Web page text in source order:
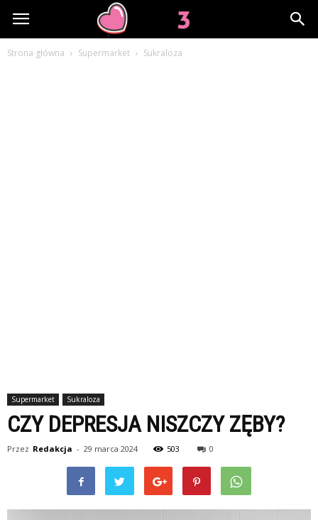
Lov3.pl
Strona główna Supermarket Sukraloza
Supermarket Sukraloza
CZY DEPRESJA NISZCZY ZĘBY?
Przez Redakcja - 29 marca 2024 503 0